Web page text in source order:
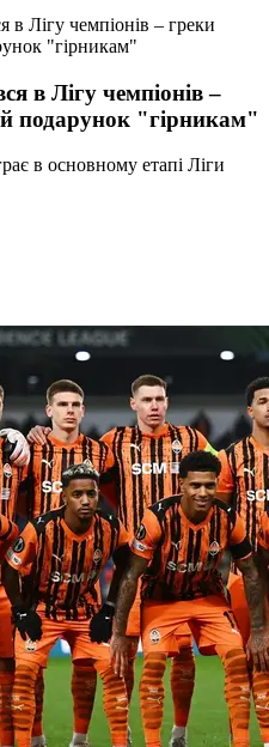
Лігу чемпіонів – греки
"гірникам"
в Лігу чемпіонів –
подарунок "гірникам"
в основному етапі Ліги